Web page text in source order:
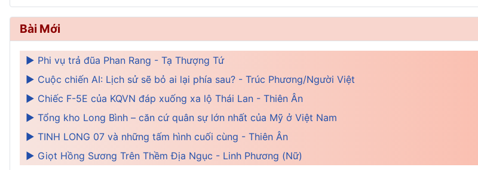
Bài Mới
► Phi vụ trả đũa Phan Rang - Tạ Thượng Tứ
► Cuộc chiến AI: Lịch sử sẽ bỏ ai lại phía sau? - Trúc Phương/Người Việt
► Chiếc F-5E của KQVN đáp xuống xa lộ Thái Lan - Thiên Ân
► Tổng kho Long Bình – căn cứ quân sự lớn nhất của Mỹ ở Việt Nam
► TINH LONG 07 và những tấm hình cuối cùng - Thiên Ân
► Giọt Hồng Sương Trên Thềm Địa Ngục - Linh Phương (Nữ)